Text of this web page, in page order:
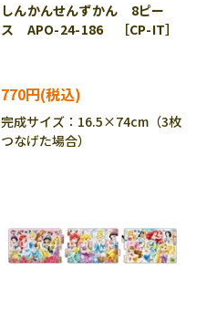
しんかんせんずかん 8ピー
ス APO-24-186 ［CP-IT］
770円
完成サイズ：16.5×74cm（3枚
つなげた場合）